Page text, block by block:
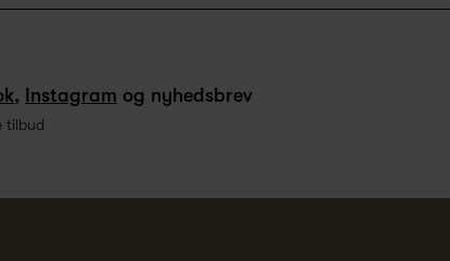
, Instagram og nyhedsbrev
tilbud